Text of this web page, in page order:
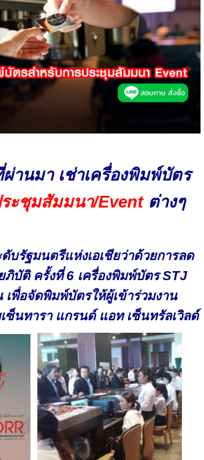
านมา เช่าเครื่องพิมพ์บัตร
ะชุมสัมมนา/Eventต่างๆ
บรัฐมนตรีแห่งเอเชียว่าด้วยการลด
ภิบัติ ครั้งที่ 6 เครื่องพิมพ์บัตรSTJ
เพื่อจัดพิมพ์บัตรให้ผู้เข้าร่วมงาน
ซ็นทารา แกรนด์ แอท เซ็นทรัลเวิลด์